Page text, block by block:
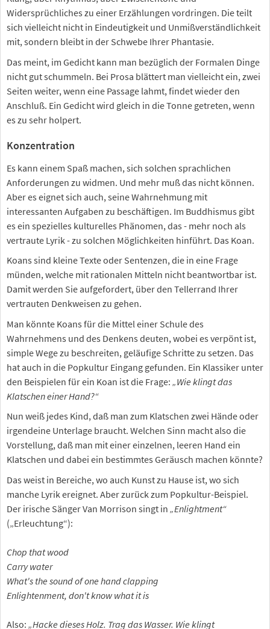
Widersprüchliches zu einer Erzählungen vordringen. Die teilt
sich vielleicht nicht in Eindeutigkeit und Unmißverständlichkeit
mit, sondern bleibt in der Schwebe Ihrer Phantasie.
Das meint, im Gedicht kann man bezüglich der Formalen Dinge
nicht gut schummeln. Bei Prosa blättert man vielleicht ein, zwei
Seiten weiter, wenn eine Passage lahmt, findet wieder den
Anschluß. Ein Gedicht wird gleich in die Tonne getreten, wenn
es zu sehr holpert.
Konzentration
Es kann einem Spaß machen, sich solchen sprachlichen
Anforderungen zu widmen. Und mehr muß das nicht können.
Aber es eignet sich auch, seine Wahrnehmung mit
interessanten Aufgaben zu beschäftigen. Im Buddhismus gibt
es ein spezielles kulturelles Phänomen, das - mehr noch als
vertraute Lyrik - zu solchen Möglichkeiten hinführt. Das Koan.
Koans sind kleine Texte oder Sentenzen, die in eine Frage
münden, welche mit rationalen Mitteln nicht beantwortbar ist.
Damit werden Sie aufgefordert, über den Tellerrand Ihrer
vertrauten Denkweisen zu gehen.
Man könnte Koans für die Mittel einer Schule des
Wahrnehmens und des Denkens deuten, wobei es verpönt ist,
simple Wege zu beschreiten, geläufige Schritte zu setzen. Das
hat auch in die Popkultur Eingang gefunden. Ein Klassiker unter
den Beispielen für ein Koan ist die Frage: „Wie klingt das
Klatschen einer Hand?“
Nun weiß jedes Kind, daß man zum Klatschen zwei Hände oder
irgendeine Unterlage braucht. Welchen Sinn macht also die
Vorstellung, daß man mit einer einzelnen, leeren Hand ein
Klatschen und dabei ein bestimmtes Geräusch machen könnte?
Das weist in Bereiche, wo auch Kunst zu Hause ist, wo sich
manche Lyrik ereignet. Aber zurück zum Popkultur-Beispiel.
Der irische Sänger Van Morrison singt in „Enlightment“
(„Erleuchtung“):
Chop that wood
Carry water
What's the sound of one hand clapping
Enlightenment, don't know what it is
Also: „Hacke dieses Holz. Trag das Wasser. Wie klingt